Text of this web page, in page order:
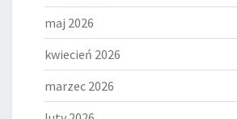
maj 2026
kwiecień 2026
marzec 2026